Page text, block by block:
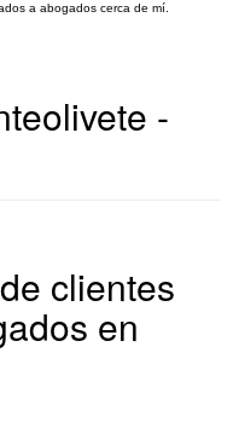
a abogados cerca de mí.
-
clientes
en